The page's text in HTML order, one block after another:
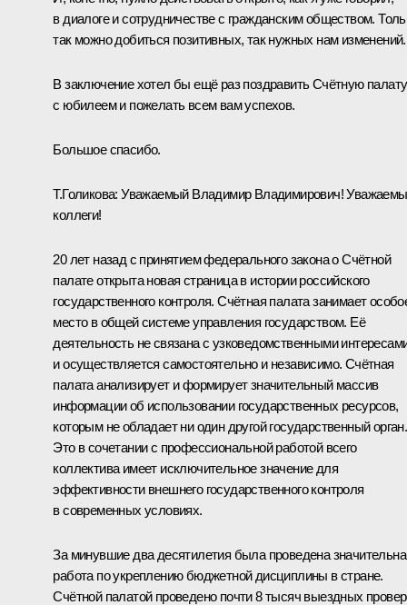
в диалоге и сотрудничестве с гражданским обществом.
так можно добиться позитивных, так нужных нам изменений.
В заключение хотел бы ещё раз поздравить Счётную палату
с юбилеем и пожелать всем вам успехов.
Большое спасибо.
Т.Голикова:Уважаемый Владимир Владимирович!
коллеги!
20 лет назад с принятием федерального закона о Счётной
палате открыта новая страница в истории российского
государственного контроля. Счётная палата занимает
место в общей системе управления государством. Её
деятельность не связана с узковедомственными
и осуществляется самостоятельно и независимо. Счётная
палата анализирует и формирует значительный массив
информации об использовании государственных ресурсов,
которым не обладает ни один другой государственный орган.
Это в сочетании с профессиональной работой всего
коллектива имеет исключительное значение для
эффективности внешнего государственного контроля
в современных условиях.
За минувшие два десятилетия была проведена
работа по укреплению бюджетной дисциплины в стране.
Счётной палатой проведено почти 8 тысяч выездных